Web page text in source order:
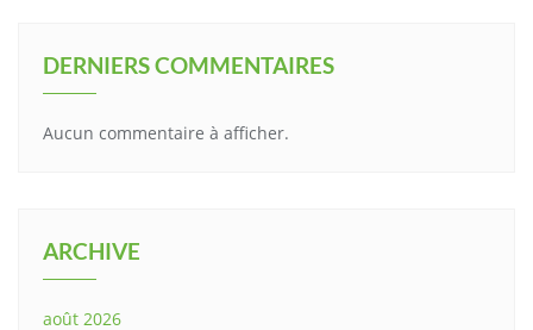
DERNIERS COMMENTAIRES
Aucun commentaire à afficher.
ARCHIVE
août 2026